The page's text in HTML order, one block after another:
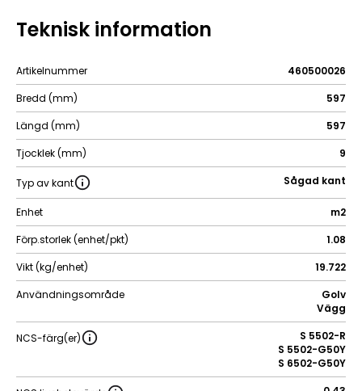
Teknisk information
Artikelnummer
460500026
Bredd (mm)
597
Längd (mm)
597
Tjocklek (mm)
9
Typ av kant Sågad kant
Enhet
m2
Förp.storlek (enhet/pkt)
1.08
Vikt (kg/enhet)
19.722
Användningsområde
Golv
Vägg
NCS-färg(er)
S 5502-R
S 5502-G50Y
S 6502-G50Y